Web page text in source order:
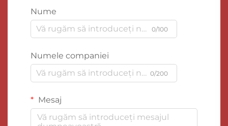
Nume
0/100
Numele companiei
0/200
Mesaj